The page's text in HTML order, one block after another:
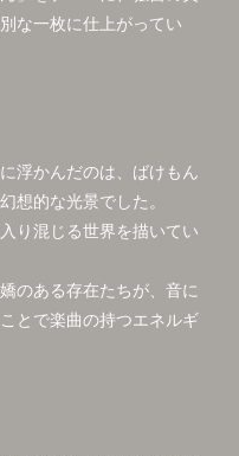
な一枚に仕上がってい
浮かんだのは、ばけもん
想的な光景でした。
り混じる世界を描いてい
のある存在たちが、音に
とで楽曲の持つエネルギ